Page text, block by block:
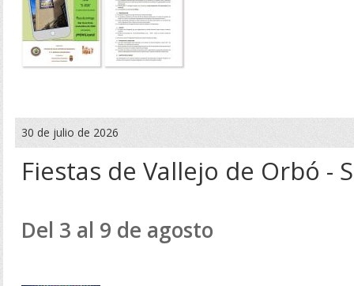
30 de julio de 2026
Fiestas de Vallejo de Orbó -
Del 3 al 9 de agosto